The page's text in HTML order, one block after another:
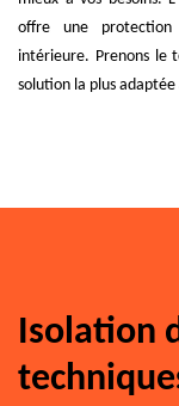
offre une protection
intérieure. Prenons le
solution la plus
Isolation